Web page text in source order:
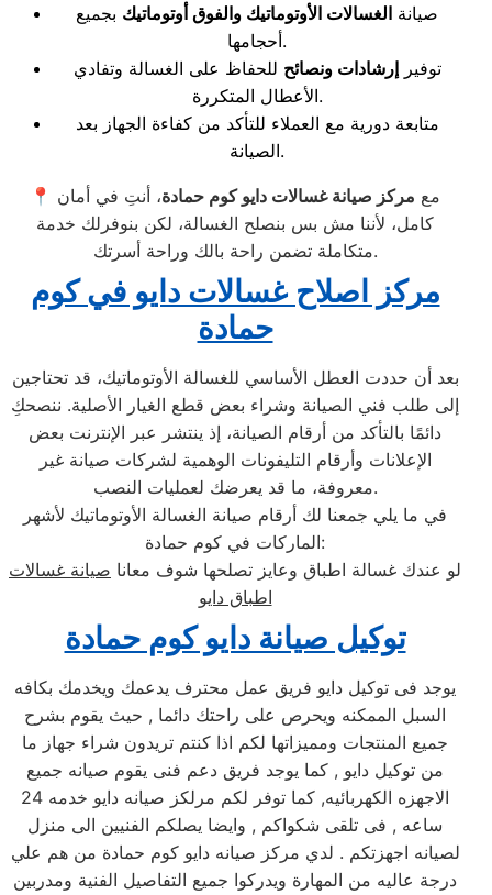
صيانة الغسالات الأوتوماتيك والفوق أوتوماتيك بجميع
أحجامها.
توفيرإرشادات ونصائح للحفاظ على الغسالة وتفادي
الأعطال المتكررة.
متابعة دورية مع العملاء للتأكد من كفاءة الجهاز بعد
الصيانة.
📍 مع مركز صيانة غسالات دايو كوم حمادة، أنتِ في أمان
كامل، لأننا مش بس بنصلح الغسالة، لكن بنوفرلك خدمة
متكاملة تضمن راحة بالك وراحة أسرتك.
مركز اصلاح غسالات دايو في كوم
حمادة
بعد أن حددت العطل الأساسي للغسالة الأوتوماتيك، قد تحتاجين
إلى طلب فني الصيانة وشراء بعض قطع الغيار الأصلية. ننصحكِ
دائمًا بالتأكد من أرقام الصيانة، إذ ينتشر عبر الإنترنت بعض
الإعلانات وأرقام التليفونات الوهمية لشركات صيانة غير
معروفة، ما قد يعرضك لعمليات النصب.
في ما يلي جمعنا لك أرقام صيانة الغسالة الأوتوماتيك لأشهر
الماركات في كوم حمادة:
لو عندك غسالة اطباق وعايز تصلحها شوف معانا صيانة غسالات
اطباق دايو
توكيل صيانة دايو كوم حمادة
يوجد فى توكيل دايو فريق عمل محترف يدعمك ويخدمك بكافه
السبل الممكنه ويحرص على راحتك دائما , حيث يقوم بشرح
جميع المنتجات ومميزاتها لكم اذا كنتم تريدون شراء جهاز ما
من توكيل دايو , كما يوجد فريق دعم فنى يقوم صيانه جميع
الاجهزه الكهربائيه, كما توفر لكم مرلكز صيانه دايو خدمه 24
ساعه , فى تلقى شكواكم , وايضا يصلكم الفنيين الى منزل
لصيانه اجهزتكم . لدي مركز صيانه دايو كوم حمادة من هم علي
درجة عاليه من المهارة ويدركوا جميع التفاصيل الفنية ومدربين